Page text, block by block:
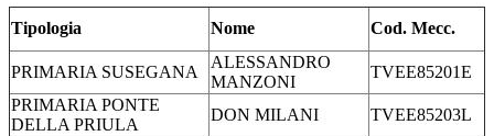
Tipologia Nome Cod. Mecc.
PRIMARIA SUSEGANA
ALESSANDRO
MANZONI
TVEE85201E
PRIMARIA PONTE
DELLA PRIULA
DON MILANI TVEE85203L